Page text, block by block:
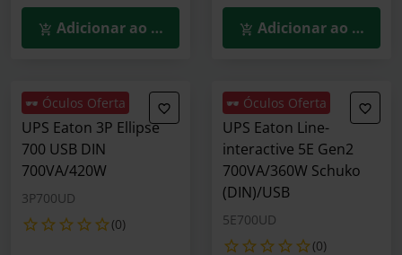
Adicionar ao Carrinho Adicionar ao
🕶️ Óculos Oferta
UPS Eaton 3P Ellipse
700 USB DIN
700VA/420W
3P700UD
(0)
🕶️ Óculos Oferta
UPS Eaton Line-
interactive 5E Gen2
700VA/360W Schuko
(DIN)/USB
5E700UD
(0)